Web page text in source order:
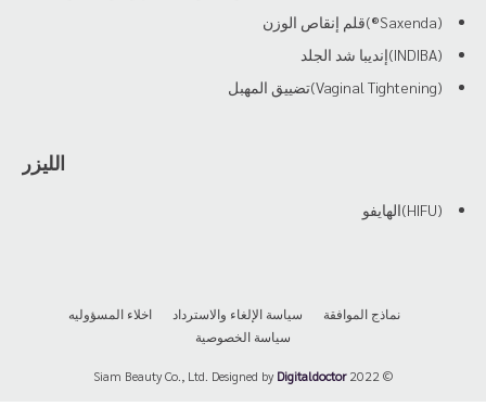
(Saxenda®)قلم إنقاص الوزن
(INDIBA)إنديبا شد الجلد
(Vaginal Tightening)تضييق المهبل
الليزر
(HIFU)الهايفو
نماذج الموافقة سياسة الإلغاء والاسترداد
اخلاء المسؤوليه
سياسة الخصوصية
© 2022 Siam Beauty Co., Ltd. Designed by
Digitaldoctor